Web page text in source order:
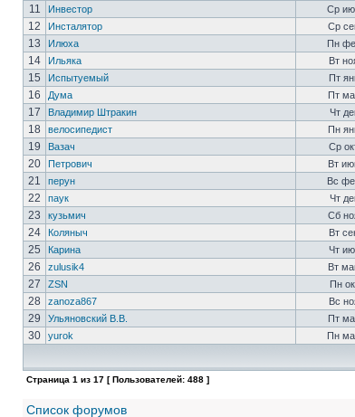
11
Инвестор Ср
12
Инсталятор Ср
13
Илюха Пн
14
Ильяка Вт
15
Испытуемый Пт
16
Дума Пт
17
Владимир Штракин Чт
18
велосипедист Пн
19
Вазач Ср
20
Петрович Вт
21
перун Вс
22
паук Чт
23
кузьмич Сб
24
Коляныч Вт
25
Карина Чт
26
zulusik4 Вт
27
ZSN Пн
28
zanoza867 Вс
29
Ульяновский В.В. Пт
30
yurok Пн
Страница 1 из 17 [ Пользователей: 488 ]
Список форумов